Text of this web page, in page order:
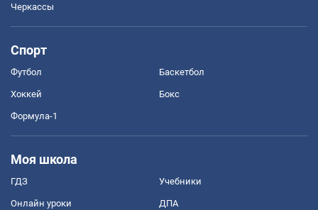
Черкассы
Спорт
Футбол Баскетбол
Хоккей Бокс
Формула-1
Моя школа
ГДЗ Учебники
Онлайн уроки ДПА